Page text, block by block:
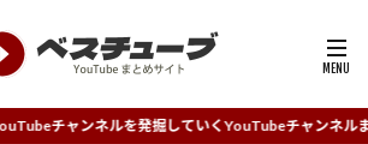
を発掘していくYouTubeチャンネルまとめサイトです